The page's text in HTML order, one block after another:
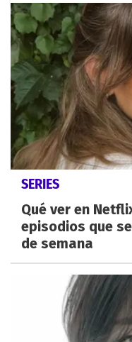
SERIES
Qué ver en
episodios que
de semana